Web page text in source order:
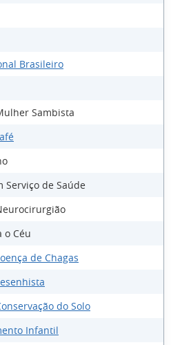
Brasileiro
Sambista
Serviço de Saúde
o Céu
de Chagas
do Solo
Infantil